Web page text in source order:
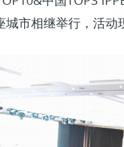
市相继举行，活动